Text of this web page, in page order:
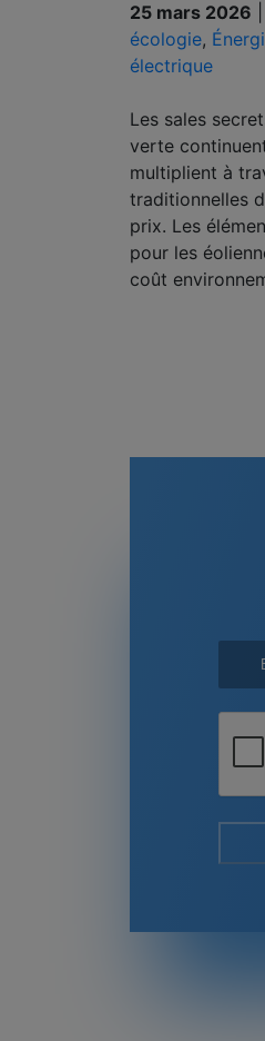
25 mars 2026
écologie,
électrique
Les sales
verte
multiplient à
traditionnelles
prix. Les
pour les
coût